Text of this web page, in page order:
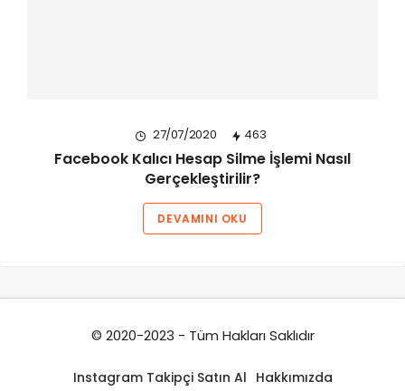
27/07/2020 463
Facebook Kalıcı Hesap Silme İşlemi Nasıl
Gerçekleştirilir?
DEVAMINI OKU
© 2020-2023 - Tüm Hakları Saklıdır
Instagram Takipçi Satın Al Hakkımızda